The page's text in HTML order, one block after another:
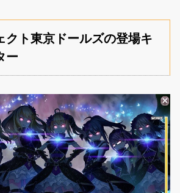
クト東京ドールズの登場キ
ー